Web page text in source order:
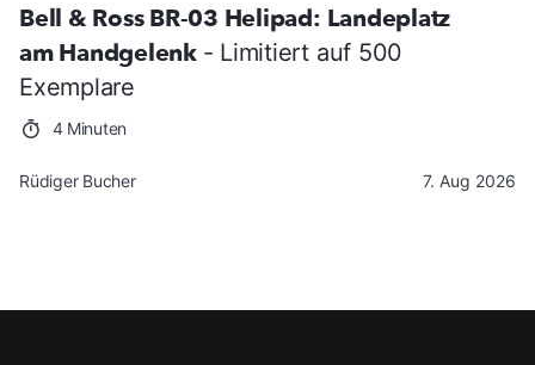
Bell & Ross BR-03 Helipad: Landeplatz
am Handgelenk - Limitiert auf 500
Exemplare
4 Minuten
Rüdiger Bucher 7. Aug 2026